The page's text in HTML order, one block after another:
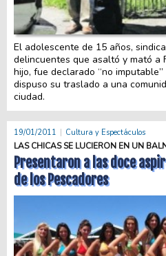
El adolescente de 15 años,
delincuentes que asaltó y mató a
hijo, fue declarado “no
dispuso su traslado a una
ciudad.
19/01/2011 Cultura y Espectáculos
LAS CHICAS SE LUCIERON EN UN
Presentaron a las doce
de los Pescadores